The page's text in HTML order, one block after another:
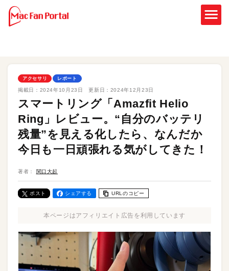
アクセサリ レポート
掲載日： 2024年10月23日 更新日： 2024年12月23日
スマートリング「Amazfit Helio
Ring」レビュー。“自分のバッテリ
残量”を見える化したら、なんだか
今日も一日頑張れる気がしてきた！
著者： 関口大起
ポスト シェアする URLのコピー
本ページはアフィリエイト広告を利用しています